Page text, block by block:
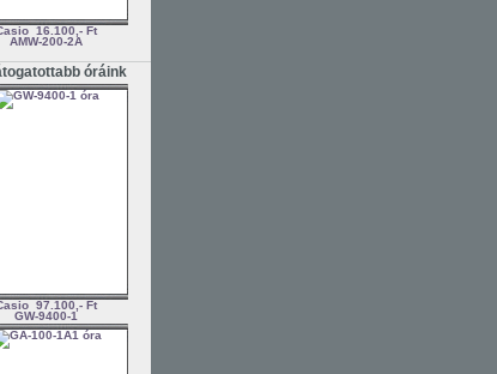
16.100,- Ft
AMW-200-2A
óráink
97.100,- Ft
GW-9400-1